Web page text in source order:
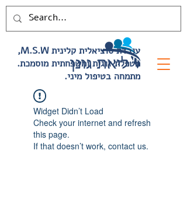
,M.S.W עובדת סוציאלית קלינית
.מטפלת זוגית ומשפחתית מוסמכת
.מתמחה בטיפול מיני
Widget Didn’t Load
Check your internet and refresh
this page.
If that doesn’t work, contact us.